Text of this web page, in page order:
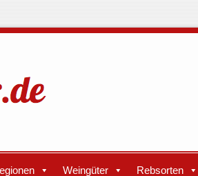
Weingüter Rebsorten